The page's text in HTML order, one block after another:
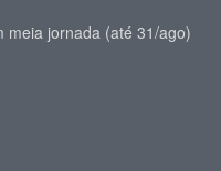
meia jornada (até 31/ago)